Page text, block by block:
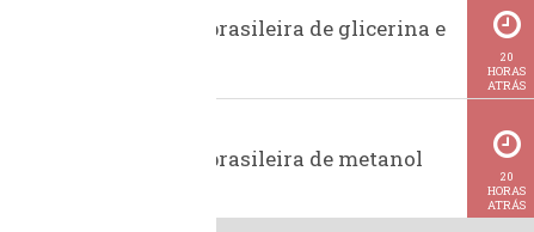
Exportação brasileira de glicerina e
20
HORAS
ATRÁS
Exportação brasileira de metanol
20
HORAS
ATRÁS